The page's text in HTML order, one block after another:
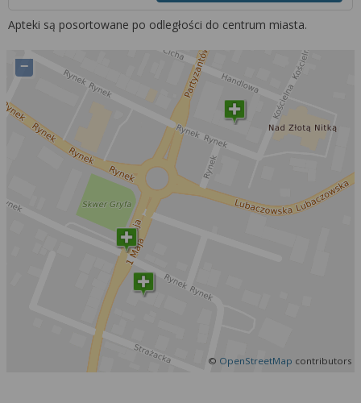
Apteki są posortowane po odległości do centrum miasta.
−
© OpenStreetMap contributors
Więcej informacji na temat wykorzystywania
narzędzi zewnętrznych w naszym serwisie